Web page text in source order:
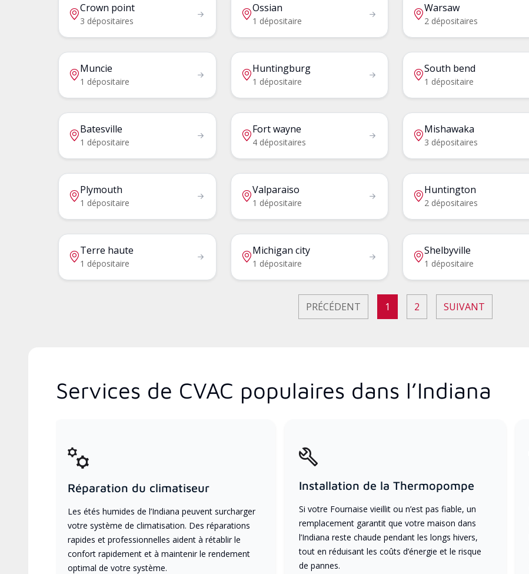
Crown point
3 dépositaires
Ossian
1 dépositaire
Warsaw
2 dépositaires
Muncie
1 dépositaire
Huntingburg
1 dépositaire
South bend
1 dépositaire
Batesville
1 dépositaire
Fort wayne
4 dépositaires
Mishawaka
3 dépositaires
Plymouth
1 dépositaire
Valparaiso
1 dépositaire
Huntington
2 dépositaires
Terre haute
1 dépositaire
Michigan city
1 dépositaire
Shelbyville
1 dépositaire
PRÉCÉDENT 1 2 SUIVANT
Services de CVAC populaires dans l’Indiana
Réparation du climatiseur
Les étés humides de l’Indiana peuvent surcharger
votre système de climatisation. Des réparations
rapides et professionnelles aident à rétablir le
confort rapidement et à maintenir le rendement
optimal de votre système.
Installation de la Thermopompe
Si votre Fournaise vieillit ou n’est pas fiable, un
remplacement garantit que votre maison dans
l’Indiana reste chaude pendant les longs hivers,
tout en réduisant les coûts d’énergie et le risque
de pannes.